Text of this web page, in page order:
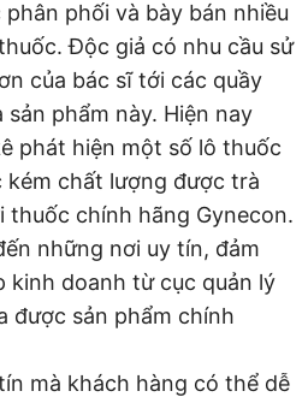
phối và bày bán nhiều
Độc giả có nhu cầu sử
của bác sĩ tới các quầy
phẩm này. Hiện nay
phát hiện một số lô thuốc
kém chất lượng được trà
thuốc chính hãng Gynecon.
những nơi uy tín, đảm
kinh doanh từ cục quản lý
được sản phẩm chính
mà khách hàng có thể dễ